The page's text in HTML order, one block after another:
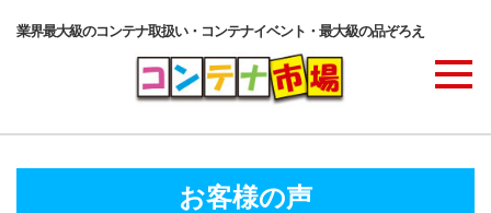
業界最大級のコンテナ取扱い・コンテナイベント・最大級の品ぞろえ
お客様の声